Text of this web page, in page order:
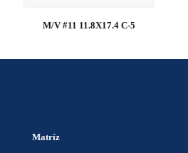
M/V #11 11.8X17.4 C-5
Matríz